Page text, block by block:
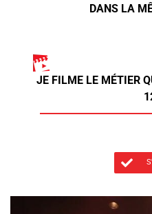
DANS LA
JE FILME LE MÉTIER